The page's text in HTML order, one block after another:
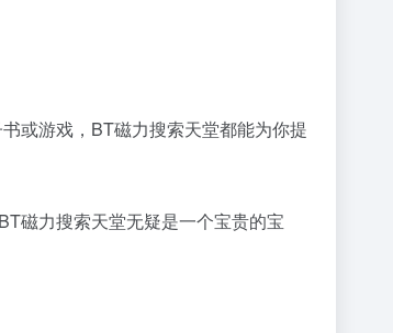
或游戏，BT磁力搜索天堂都能为你提
磁力搜索天堂无疑是一个宝贵的宝